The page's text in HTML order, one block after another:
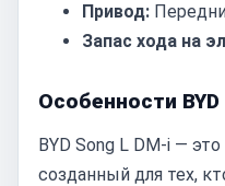
Привод:
Запас хода на
Особенности
BYD Song L DM-i —
созданный для тех,